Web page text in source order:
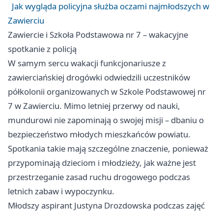
Jak wygląda policyjna służba oczami najmłodszych w
Zawierciu
Zawiercie i Szkoła Podstawowa nr 7 – wakacyjne
spotkanie z policją
W samym sercu wakacji funkcjonariusze z
zawierciańskiej drogówki odwiedzili uczestników
półkolonii organizowanych w Szkole Podstawowej nr
7 w Zawierciu. Mimo letniej przerwy od nauki,
mundurowi nie zapominają o swojej misji – dbaniu o
bezpieczeństwo młodych mieszkańców powiatu.
Spotkania takie mają szczególne znaczenie, ponieważ
przypominają dzieciom i młodzieży, jak ważne jest
przestrzeganie zasad ruchu drogowego podczas
letnich zabaw i wypoczynku.
Młodszy aspirant Justyna Drozdowska podczas zajęć